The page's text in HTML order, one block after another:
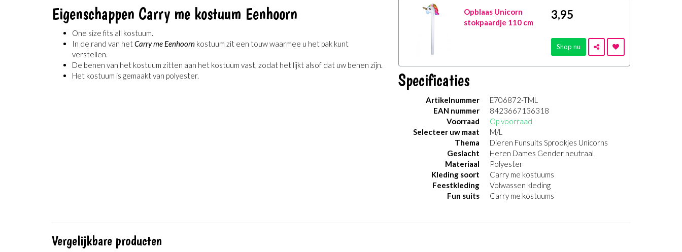
Eigenschappen Carry me kostuum Eenhoorn
One size fits all kostuum.
In de rand van hetCarry me Eenhoorn kostuum zit een touw waarmee u het pak kunt
verstellen.
De benen van het kostuum zitten aan het kostuum vast, zodat het lijkt alsof dat uw benen zijn.
Het kostuum is gemaakt van polyester.
Opblaas Unicorn
stokpaardje 110 cm
3,95
Shop nu
Specificaties
Artikelnummer
E706872-TML
EAN nummer
8423667136318
Voorraad
Op voorraad
Selecteer uw maat
M/L
Thema
Dieren Funsuits Sprookjes Unicorns
Geslacht
Heren Dames Gender neutraal
Materiaal
Polyester
Kleding soort
Carry me kostuums
Feestkleding
Volwassen kleding
Fun suits
Carry me kostuums
Vergelijkbare producten